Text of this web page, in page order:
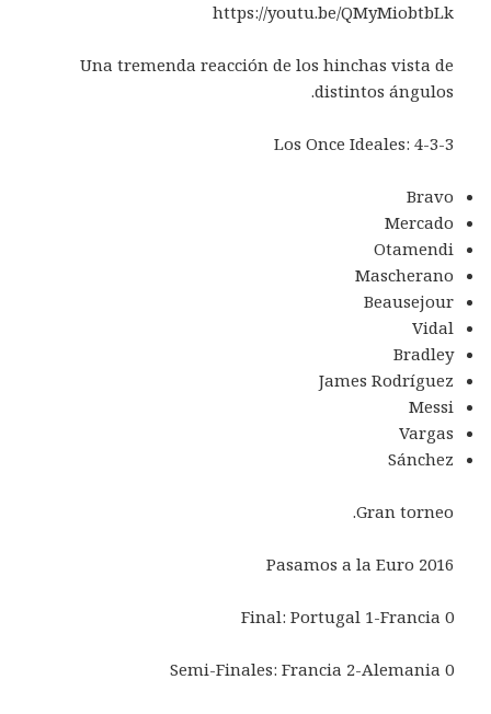
https://youtu.be/QMyMiobtbLk
Una tremenda reacción de los hinchas vista de
distintos ángulos.
Los Once Ideales: 4-3-3
Bravo
Mercado
Otamendi
Mascherano
Beausejour
Vidal
Bradley
James Rodríguez
Messi
Vargas
Sánchez
Gran torneo.
Pasamos a la Euro 2016
Final: Portugal 1-Francia 0
Semi-Finales: Francia 2-Alemania 0